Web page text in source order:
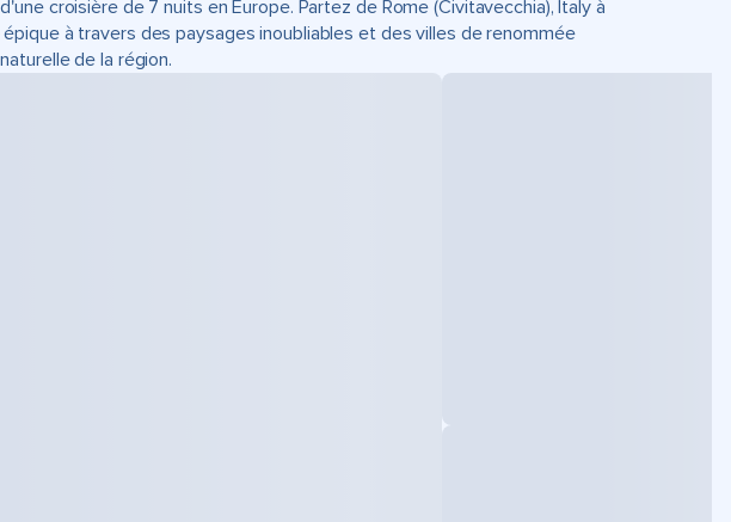
croisière de 7 nuits en Europe. Partez de Rome (Civitavecchia), Italy à
à travers des paysages inoubliables et des villes de renommée
de la région.